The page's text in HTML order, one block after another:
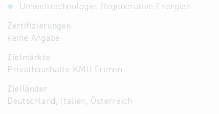
Umwelttechnologie: Regenerative Energien
Zertifizierungen
keine Angabe
Zielmärkte
Privathaushalte KMU Frimen
Zielländer
Deutschland, Italien, Österreich